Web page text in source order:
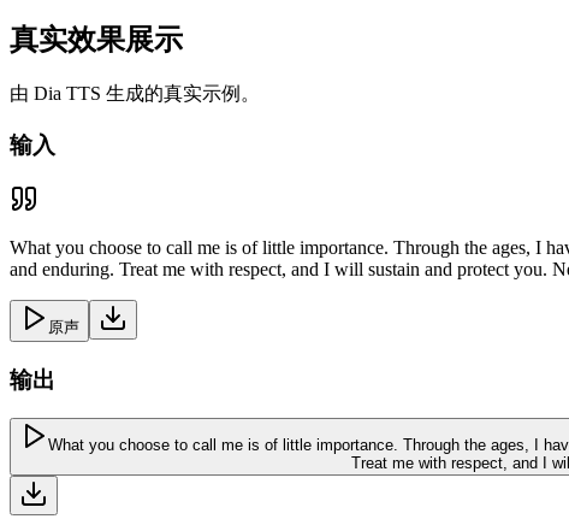
真实效果展示
由 Dia TTS 生成的真实示例。
输入
What you choose to call me is of little importance. Through the ages, I
and enduring. Treat me with respect, and I will sustain and protect you.
原声
输出
What you choose to call me is of little importance. Through the ages, I
Treat me with respect, and I